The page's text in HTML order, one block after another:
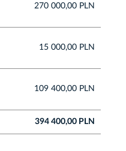
270 000,00 PLN
15 000,00 PLN
109 400,00 PLN
394 400,00 PLN